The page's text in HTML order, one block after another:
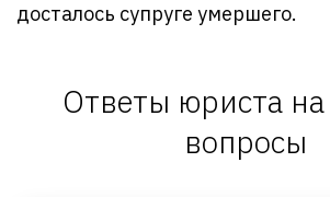
досталось супруге умершего.
Ответы юриста на
вопросы